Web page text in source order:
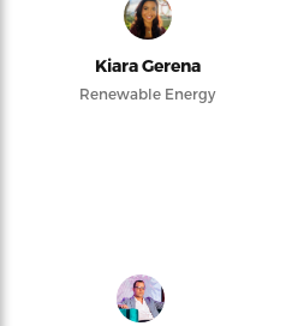
Kiara Gerena
Renewable Energy